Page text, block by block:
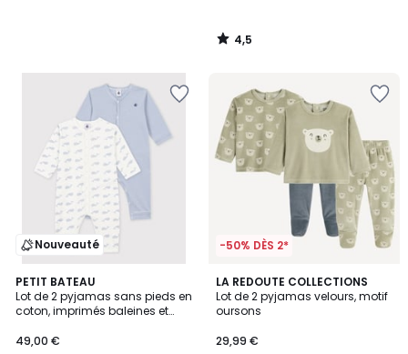
4,5
/
Nouveauté
PETIT BATEAU
Lot de 2 pyjamas sans pieds en
coton, imprimés baleines et
49,00 €
-50% DÈS 2*
LA REDOUTE COLLECTIONS
Lot de 2 pyjamas velours, motif
oursons
29,99 €